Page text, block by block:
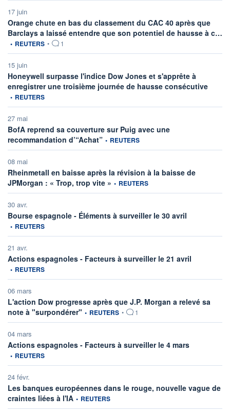
17 juin
Orange chute en bas du classement du CAC 40 après que
Barclays a laissé entendre que son potentiel de hausse à c…
• REUTERS • 1
15 juin
Honeywell surpasse l'indice Dow Jones et s'apprête à
enregistrer une troisième journée de hausse consécutive
• REUTERS
27 mai
BofA reprend sa couverture sur Puig avec une
recommandation d’“Achat”information fournie par
• REUTERS
08 mai
Rheinmetall en baisse après la révision à la baisse de
JPMorgan : « Trop, trop vite » information fournie par
• REUTERS
30 avr.
Bourse espagnole - Éléments à surveiller le 30 avril
• REUTERS
21 avr.
Actions espagnoles - Facteurs à surveiller le 21 avril
• REUTERS
06 mars
L'action Dow progresse après que J.P. Morgan a relevé sa
note à "surpondérer" information fournie par
• REUTERS • 1
04 mars
Actions espagnoles - Facteurs à surveiller le 4 mars
• REUTERS
24 févr.
Les banques européennes dans le rouge, nouvelle vague de
craintes liées à l'IA information fournie par
• REUTERS